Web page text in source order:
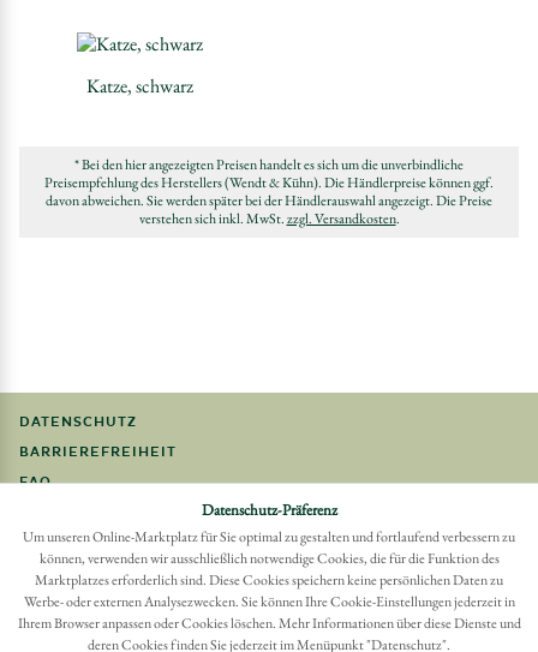
Katze, schwarz
* Bei den hier angezeigten Preisen handelt es sich um die unverbindliche
Preisempfehlung des Herstellers (Wendt & Kühn). Die Händlerpreise können ggf.
davon abweichen. Sie werden später bei der Händlerauswahl angezeigt. Die Preise
verstehen sich inkl. MwSt.zzgl. Versandkosten.
DATENSCHUTZ
BARRIEREFREIHEIT
FAQ
Möchten Sie eine Bestellung widerrufen?
Hier Widerruf mit wenigen Klicks online erreichen
BESTELLUNG WIDERRUFEN
Datenschutz-Präferenz
Um unseren Online-Marktplatz für Sie optimal zu gestalten und fortlaufend verbessern zu
können, verwenden wir ausschließlich notwendige Cookies, die für die Funktion des
Marktplatzes erforderlich sind. Diese Cookies speichern keine persönlichen Daten zu
Werbe- oder externen Analysezwecken. Sie können Ihre Cookie-Einstellungen jederzeit in
Ihrem Browser anpassen oder Cookies löschen. Mehr Informationen über diese Dienste und
deren Cookies finden Sie jederzeit im Menüpunkt "Datenschutz".